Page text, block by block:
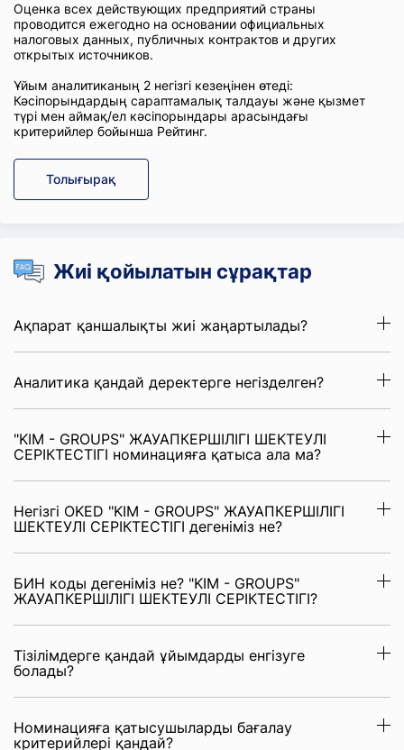
Оценка всех действующих предприятий страны
проводится ежегодно на основании официальных
налоговых данных, публичных контрактов и других
открытых источников.
Ұйым аналитиканың 2 негізгі кезеңінен өтеді:
Кәсіпорындардың сараптамалық талдауы және қызмет
түрі мен аймақ/ел кәсіпорындары арасындағы
критерийлер бойынша Рейтинг.
Толығырақ
Жиі қойылатын сұрақтар
Ақпарат қаншалықты жиі жаңартылады?
Аналитика қандай деректерге негізделген?
"KIM - GROUPS" ЖАУАПКЕРШІЛІГІ ШЕКТЕУЛІ
СЕРІКТЕСТІГІ номинацияға қатыса ала ма?
Негізгі OKED "KIM - GROUPS" ЖАУАПКЕРШІЛІГІ
ШЕКТЕУЛІ СЕРІКТЕСТІГІ дегеніміз не?
БИН коды дегеніміз не? "KIM - GROUPS"
ЖАУАПКЕРШІЛІГІ ШЕКТЕУЛІ СЕРІКТЕСТІГІ?
Тізілімдерге қандай ұйымдарды енгізуге
болады?
Номинацияға қатысушыларды бағалау
критерийлері қандай?